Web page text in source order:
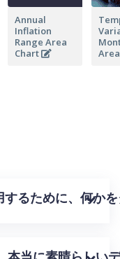
Annual
Inflation
Range Area
Chart
るために、何か